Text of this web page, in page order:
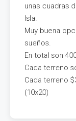
unas cuadras
Isla.
Muy buena
sueños.
En total son
Cada terreno
Cada terreno
(10x20)